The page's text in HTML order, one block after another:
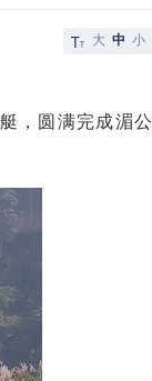
大 中 小
，圆满完成湄公